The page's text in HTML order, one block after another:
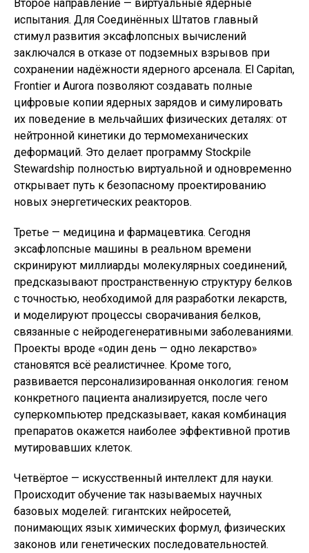
Второе направление — виртуальные ядерные
испытания. Для Соединённых Штатов главный
стимул развития эксафлопсных вычислений
заключался в отказе от подземных взрывов при
сохранении надёжности ядерного арсенала. El Capitan,
Frontier и Aurora позволяют создавать полные
цифровые копии ядерных зарядов и симулировать
их поведение в мельчайших физических деталях: от
нейтронной кинетики до термомеханических
деформаций. Это делает программу Stockpile
Stewardship полностью виртуальной и одновременно
открывает путь к безопасному проектированию
новых энергетических реакторов.
Третье — медицина и фармацевтика. Сегодня
эксафлопсные машины в реальном времени
скринируют миллиарды молекулярных соединений,
предсказывают пространственную структуру белков
с точностью, необходимой для разработки лекарств,
и моделируют процессы сворачивания белков,
связанные с нейродегенеративными заболеваниями.
Проекты вроде «один день — одно лекарство»
становятся всё реалистичнее. Кроме того,
развивается персонализированная онкология: геном
конкретного пациента анализируется, после чего
суперкомпьютер предсказывает, какая комбинация
препаратов окажется наиболее эффективной против
мутировавших клеток.
Четвёртое — искусственный интеллект для науки.
Происходит обучение так называемых научных
базовых моделей: гигантских нейросетей,
понимающих язык химических формул, физических
законов или генетических последовательностей.